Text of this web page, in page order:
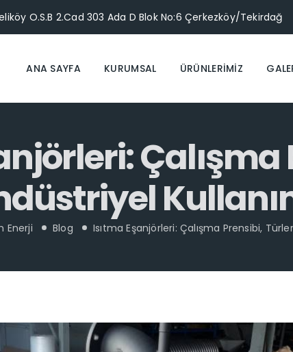
O.S.B 2.Cad 303 Ada D Blok No:6 Çerkezköy/Tekirdağ
ANA SAYFA KURUMSAL ÜRÜNLERİMİZ
Enerji Blog Isıtma Eşanjörleri: Çalışma Prensibi,